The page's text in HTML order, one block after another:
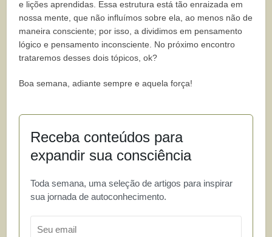
e lições aprendidas. Essa estrutura está tão enraizada em
nossa mente, que não influímos sobre ela, ao menos não de
maneira consciente; por isso, a dividimos em pensamento
lógico e pensamento inconsciente. No próximo encontro
trataremos desses dois tópicos, ok?
Boa semana, adiante sempre e aquela força!
Receba conteúdos para
expandir sua consciência
Toda semana, uma seleção de artigos para inspirar
sua jornada de autoconhecimento.